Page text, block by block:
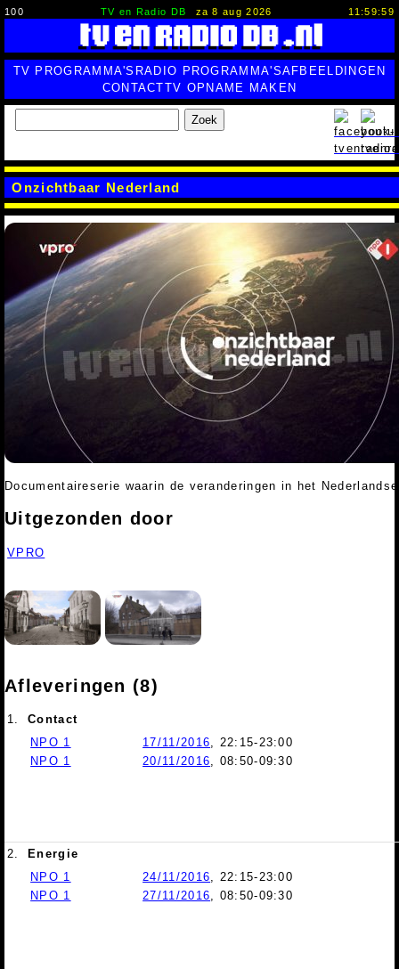
100 TV en Radio DB za 8 aug 2026 11:59:59
TV PROGRAMMA'S RADIO PROGRAMMA'SAFBEELDINGEN
CONTACTTV OPNAME MAKEN
Zoek
Onzichtbaar Nederland
Documentaireserie waarin de veranderingen in het
Uitgezonden door
VPRO
Afleveringen (8)
1.
Contact
NPO 1
17/11/2016, 22:15-23:00
NPO 1
20/11/2016, 08:50-09:30
2.
Energie
NPO 1
24/11/2016, 22:15-23:00
NPO 1
27/11/2016, 08:50-09:30